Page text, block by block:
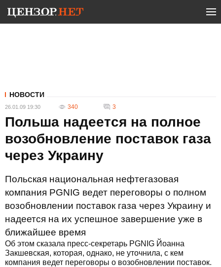
НОВОСТИ
26.01.09 19:30 340 3
Польша надеется на полное
возобновление поставок газа
через Украину
Польская национальная нефтегазовая
компания PGNIG ведет переговоры о полном
возобновлении поставок газа через Украину и
надеется на их успешное завершение уже в
ближайшее время
Об этом сказала пресс-секретарь PGNIG Йоанна
Закшевская, которая, однако, не уточнила, с кем
компания ведет переговоры о возобновлении поставок.